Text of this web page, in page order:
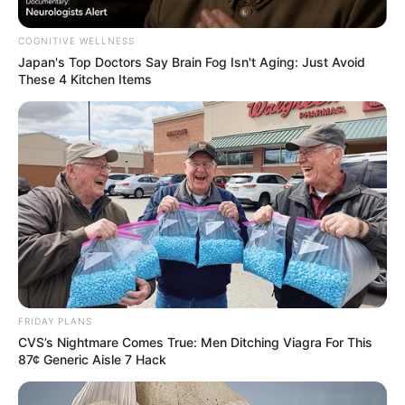
by:Admin
Señales en tus pies que
podrían revelar problemas
de salud y qué hacer al
respecto
COGNITIVE WELLNESS
Japan's Top Doctors Say Bra​in Fo​g Isn't Aging: Just Avoid
These 4 Kitchen Items
FRIDAY PLANS
CVS’s Nightmare Comes True: Men Ditching Viagra For This
87¢ Generic Aisle 7 Hack